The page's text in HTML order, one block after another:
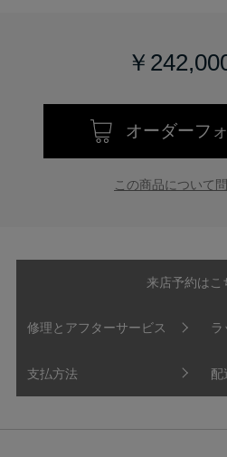
￥
オーダーフ
この商品について
来店予約はこ
修理とアフターサービス
支払方法 配